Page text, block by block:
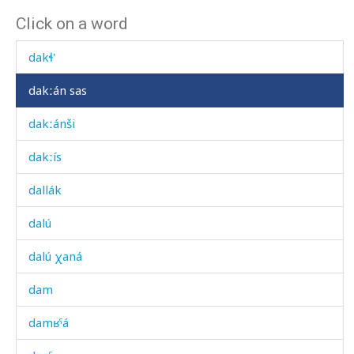
Click on a word
daj
dakɬ'
dakːán sas
dakːánši
dakːís
dallák
dalú
dalú χaná
dam
damʁˤá